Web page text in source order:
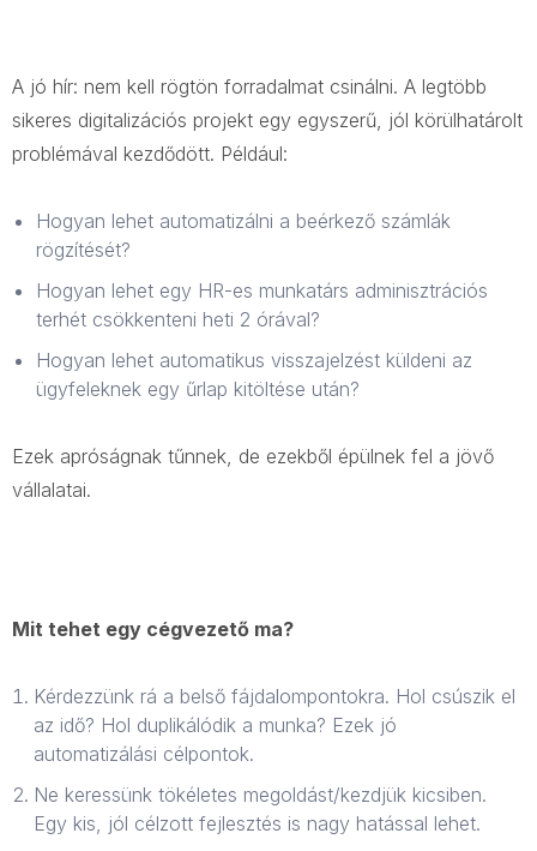
A jó hír: nem kell rögtön forradalmat csinálni. A legtöbb
sikeres digitalizációs projekt egy egyszerű, jól körülhatárolt
problémával kezdődött. Például:
Hogyan lehet automatizálni a beérkező számlák
rögzítését?
Hogyan lehet egy HR-es munkatárs adminisztrációs
terhét csökkenteni heti 2 órával?
Hogyan lehet automatikus visszajelzést küldeni az
ügyfeleknek egy űrlap kitöltése után?
Ezek apróságnak tűnnek, de ezekből épülnek fel a jövő
vállalatai.
Mit tehet egy cégvezető ma?
Kérdezzünk rá a belső fájdalompontokra. Hol csúszik el
az idő? Hol duplikálódik a munka? Ezek jó
automatizálási célpontok.
Ne keressünk tökéletes megoldást/kezdjük kicsiben.
Egy kis, jól célzott fejlesztés is nagy hatással lehet.